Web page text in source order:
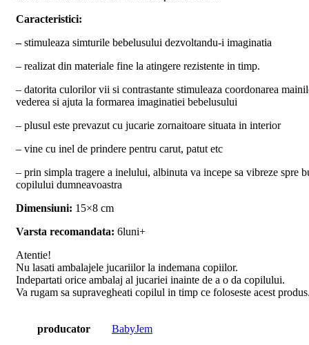
Caracteristici:
–stimuleaza simturile bebelusului dezvoltandu-i imaginatia
– realizat din materiale fine la atingere rezistente in timp.
– datorita culorilor vii si contrastante stimuleaza coordonarea
vederea si ajuta la formarea imaginatiei bebelusului
– plusul este prevazut cu jucarie zornaitoare situata in interior
– vine cu inel de prindere pentru carut, patut etc
– prin simpla tragere a inelului, albinuta va incepe sa vibreze spre
copilului dumneavoastra
Dimensiuni: 15×8 cm
Varsta recomandata: 6luni+
Atentie!
Nu lasati ambalajele jucariilor la indemana copiilor.
Indepartati orice ambalaj al jucariei inainte de a o da copilului.
Va rugam sa supravegheati copilul in timp ce foloseste acest
producator BabyJem